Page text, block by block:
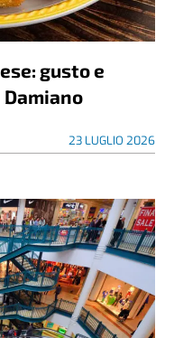
gusto e
Damiano
23 LUGLIO 2026